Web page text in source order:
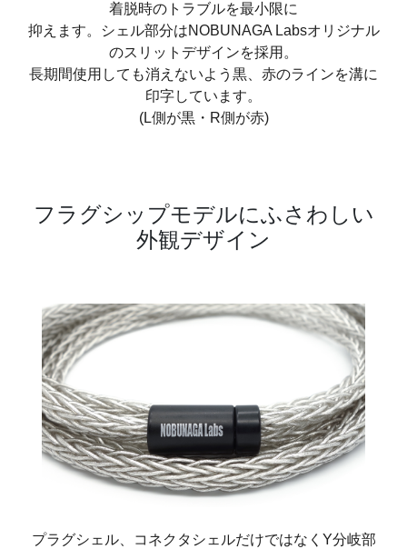
着脱時のトラブルを最小限に
抑えます。シェル部分はNOBUNAGA Labsオリジナル
のスリットデザインを採用。
長期間使用しても消えないよう黒、赤のラインを溝に
印字しています。
(L側が黒・R側が赤)
フラグシップモデルにふさわしい
外観デザイン
プラグシェル、コネクタシェルだけではなくY分岐部